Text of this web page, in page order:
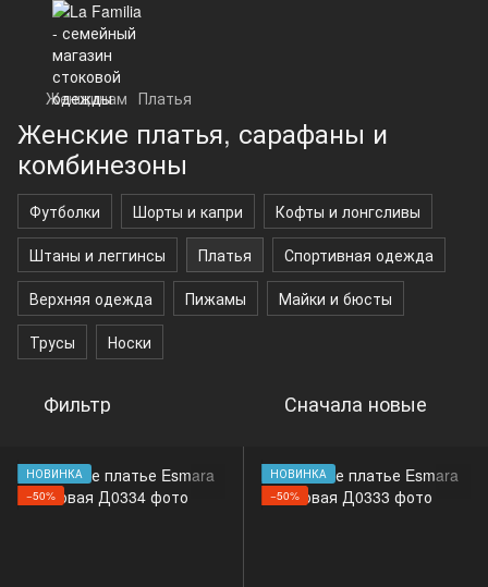
Женщинам Платья
Женские платья, сарафаны и
комбинезоны
Футболки Шорты и капри
Кофты и лонгсливы
Штаны и леггинсы
Платья
Спортивная одежда
Верхняя одежда
Пижамы
Майки и бюсты
Трусы
Носки
Фильтр Сначала новые
НОВИНКА
−50%
НОВИНКА
−50%